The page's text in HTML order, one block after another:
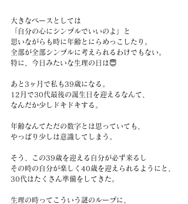
大きなベースとしては
「自分の心にシンプルでいいのよ」と
思いながらも時に年齢とにらめっこしたり。
全部が全部シンプルに考えられるわけでもない。
特に、今日みたいな生理の日は😇
あと3ヶ月で私も39歳になる。
12月で30代最後の誕生日を迎えるなんて、
なんだか少しドキドキする。
年齢なんてただの数字とは思っていても、
やっぱり少しは意識してしまう。
そう、この39歳を迎える自分が必ず来るし
その時の自分が楽しく40歳を迎えられるようにと、
30代はたくさん準備をしてきた。
生理の時ってこういう謎のループに、